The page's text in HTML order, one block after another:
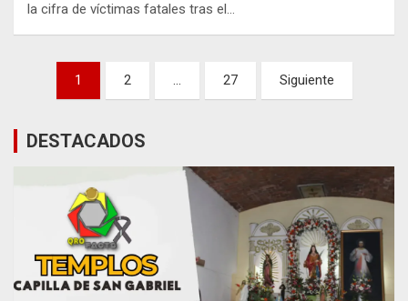
la cifra de víctimas fatales tras el…
Paginación
entradas
1 2 … 27 Siguiente
DESTACADOS